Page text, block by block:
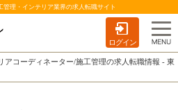
管理・インテリア業界の求人転職サイト
ログイン
アコーディネーター/施工管理の求人転職情報 - 東